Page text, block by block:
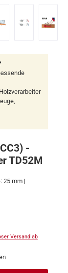
-
TD52M
25 mm |
Versand ab